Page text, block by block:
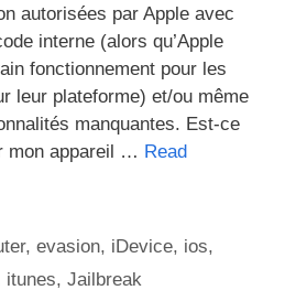
autorisées par Apple avec
interne (alors qu’Apple
fonctionnement pour les
leur plateforme) et/ou même
manquantes. Est-ce
mon appareil … Read
,evasion, iDevice, ios,
itunes, Jailbreak